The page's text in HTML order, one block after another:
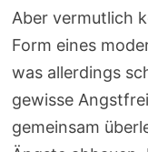
Aber vermutlich
Form eines
was allerdings
gewisse
gemeinsam